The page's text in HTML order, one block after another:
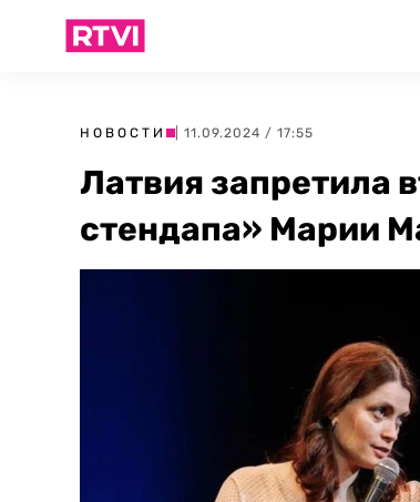
НОВОСТИ | 11.09.2024 / 17:55
Латвия запретила
стендапа» Марии